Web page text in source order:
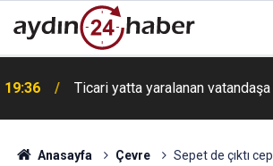
19:36 Ticari yatta yaralanan
Anasayfa Çevre Sepet de çıktı